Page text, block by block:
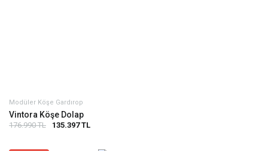
Modüler Köşe Gardırop
Vintora Köşe Dolap
176.990 TL 135.397 TL